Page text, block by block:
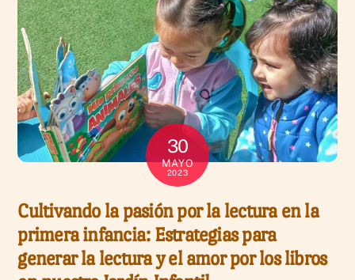
30
MAYO
2023
Cultivando la pasión por la lectura en la
primera infancia: Estrategias para
generar la lectura y el amor por los libros